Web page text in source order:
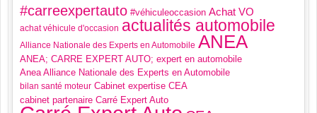
#carreexpertauto #véhiculeoccasion Achat VO
achat véhicule d'occasion actualités automobile
Alliance Nationale des Experts en Automobile ANEA
ANEA; CARRE EXPERT AUTO; expert en automobile
Anea Alliance Nationale des Experts en Automobile
bilan santé moteur Cabinet expertise CEA
cabinet partenaire Carré Expert Auto